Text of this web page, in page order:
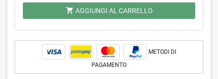
shopping_cart AGGIUNGI AL CARRELLO
METODI DI
PAGAMENTO